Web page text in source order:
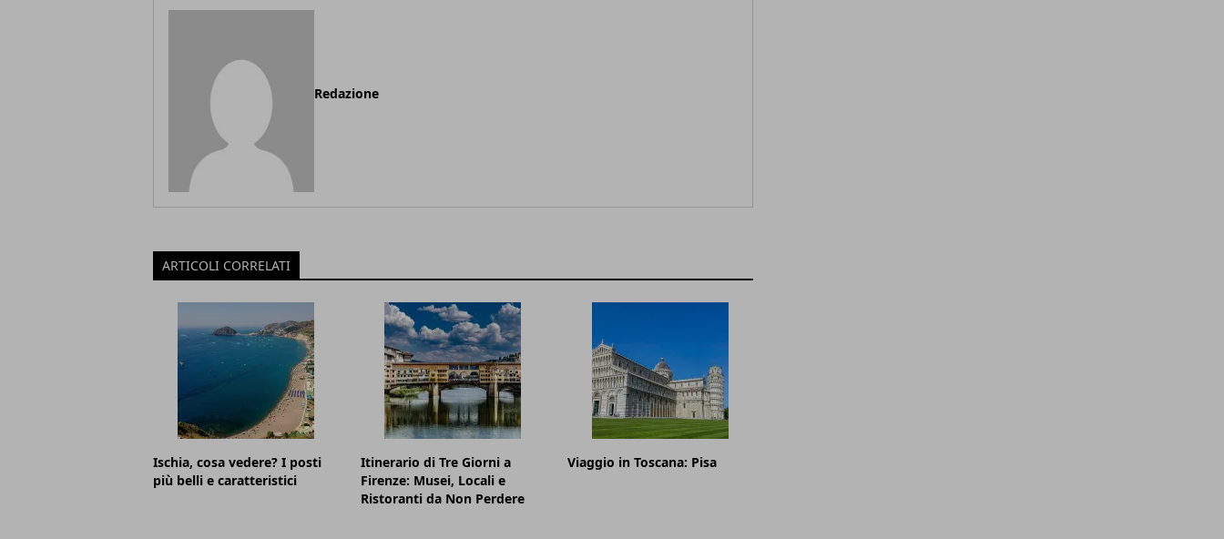
Redazione
ARTICOLI CORRELATI
Ischia, cosa vedere? I posti
più belli e caratteristici
Itinerario di Tre Giorni a
Firenze: Musei, Locali e
Ristoranti da Non Perdere
Viaggio in Toscana: Pisa